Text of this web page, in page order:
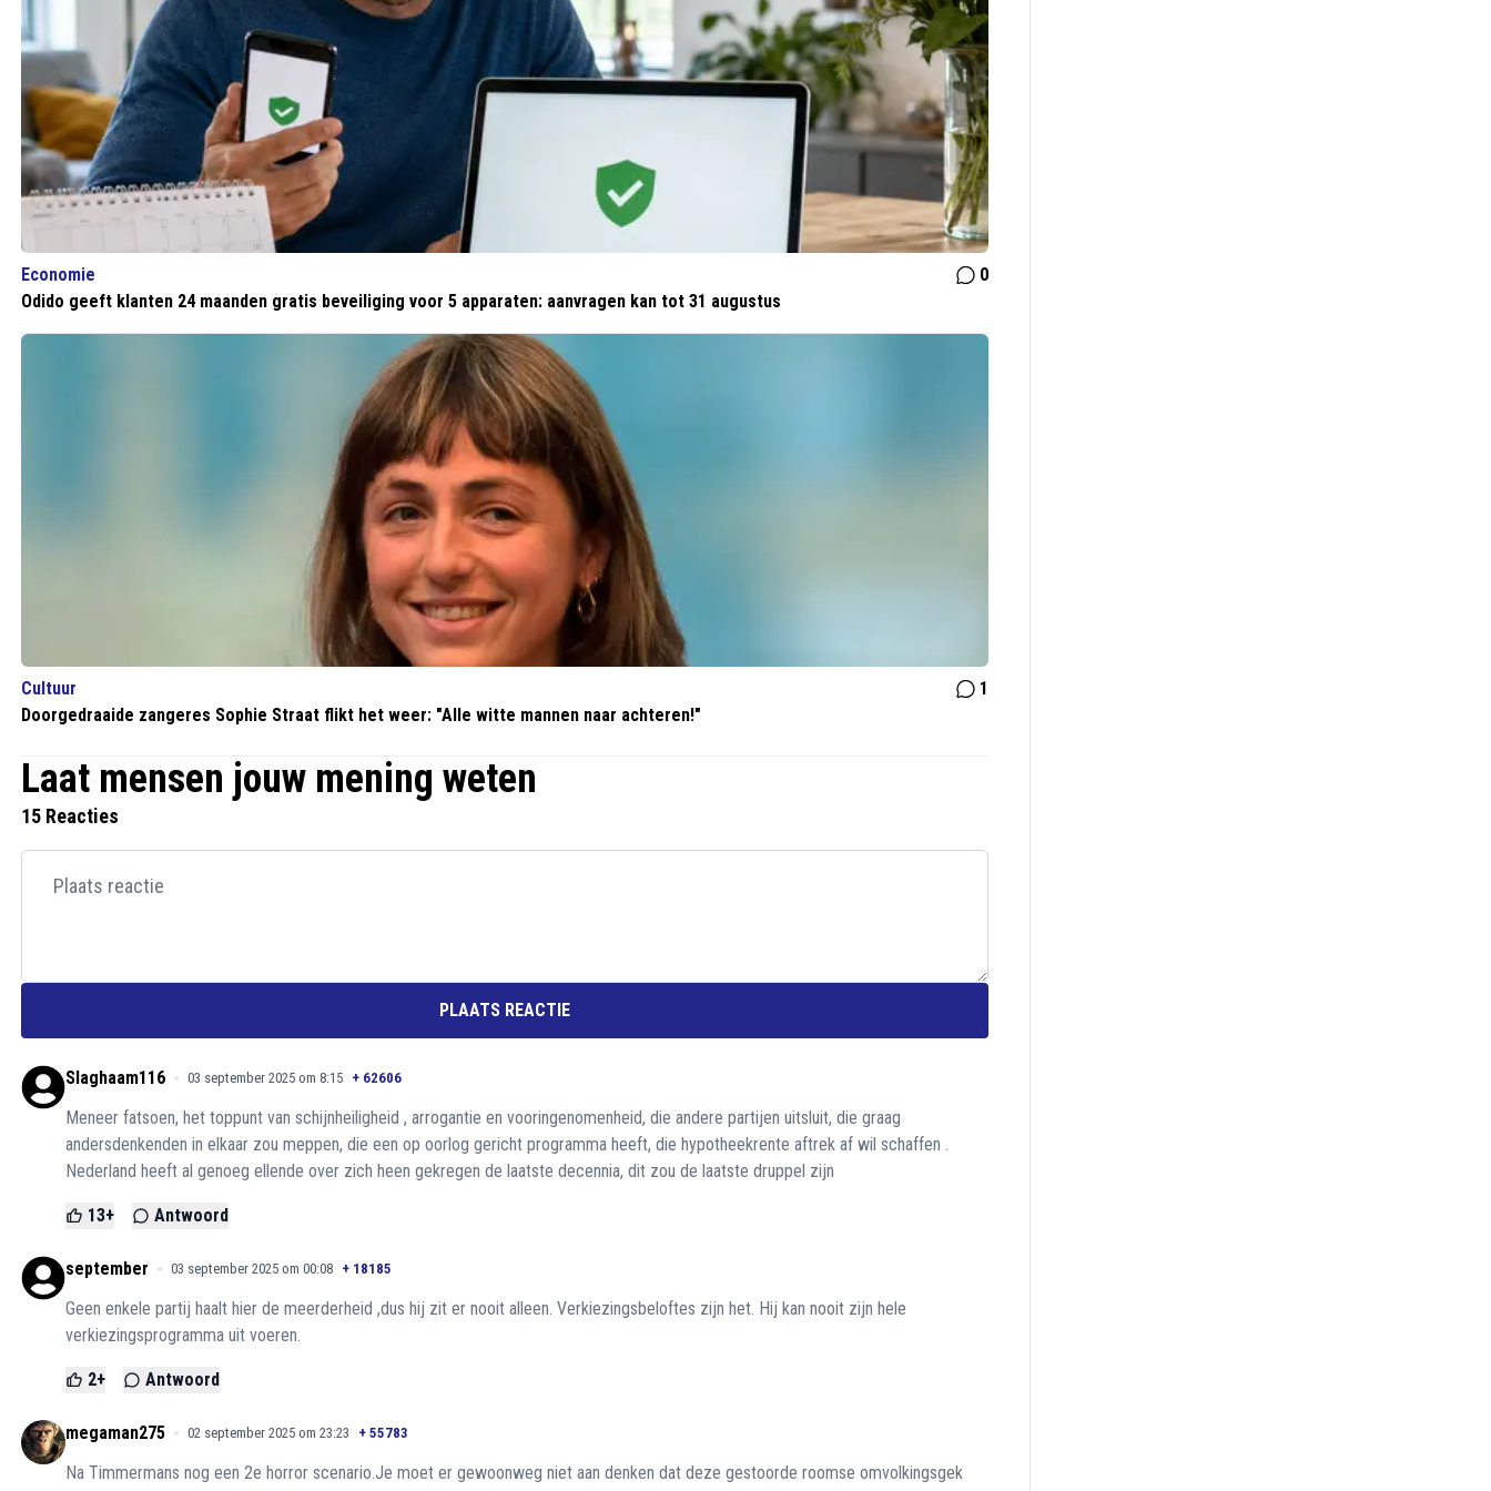
Economie
0
Odido geeft klanten 24 maanden gratis beveiliging voor 5 apparaten: aanvragen kan tot 31 augustus
Cultuur
1
Doorgedraaide zangeres Sophie Straat flikt het weer: "Alle witte mannen naar achteren!"
Laat mensen jouw mening weten
15 Reacties
PLAATS REACTIE
Slaghaam116 03 september 2025 om 8:15 + 62606
Meneer fatsoen, het toppunt van schijnheiligheid , arrogantie en vooringenomenheid, die andere partijen uitsluit, die graag
andersdenkenden in elkaar zou meppen, die een op oorlog gericht programma heeft, die hypotheekrente aftrek af wil schaffen .
Nederland heeft al genoeg ellende over zich heen gekregen de laatste decennia, dit zou de laatste druppel zijn
13+ Antwoord
september 03 september 2025 om 00:08 + 18185
Geen enkele partij haalt hier de meerderheid ,dus hij zit er nooit alleen. Verkiezingsbeloftes zijn het. Hij kan nooit zijn hele
verkiezingsprogramma uit voeren.
2+ Antwoord
megaman275 02 september 2025 om 23:23 + 55783
Na Timmermans nog een 2e horror scenario.Je moet er gewoonweg niet aan denken dat deze gestoorde roomse omvolkingsgek